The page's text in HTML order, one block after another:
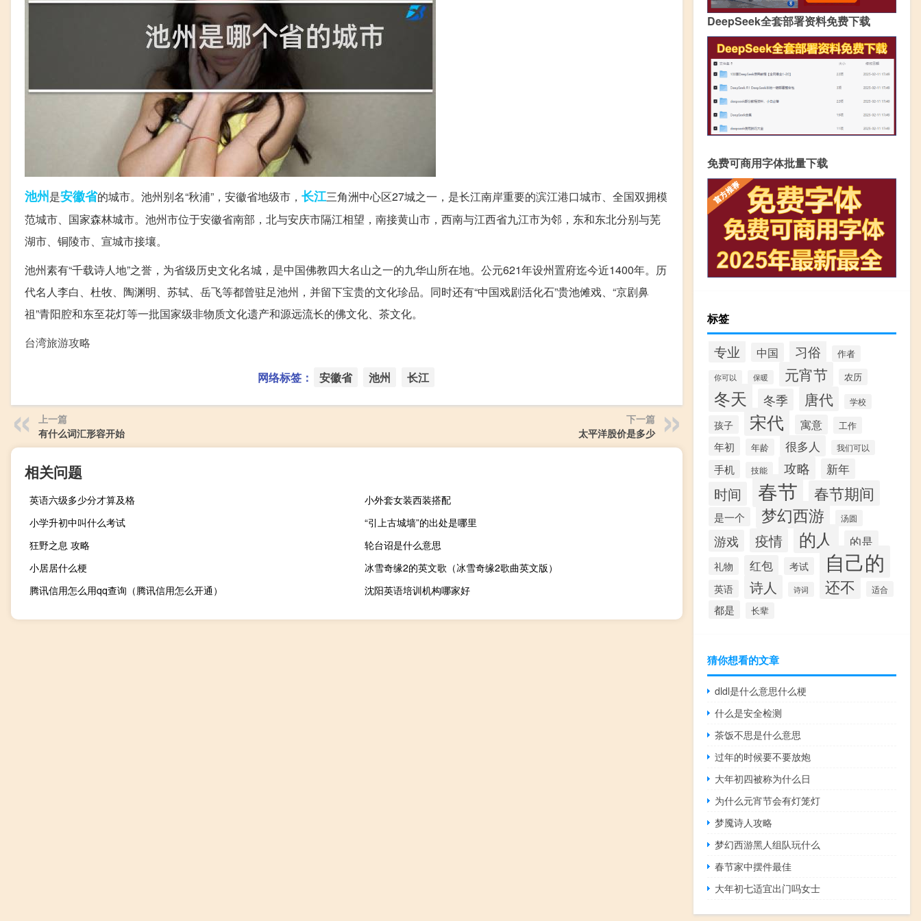
池州是安徽省的城市。池州别名“秋浦”，安徽省地级市， 长江三角洲中心区27城之一，是长江南岸重要的滨江港口城市、全国双拥模
范城市、国家森林城市。池州市位于安徽省南部，北与安庆市隔江相望，南接黄山市，西南与江西省九江市为邻，东和东北分别与芜
湖市、铜陵市、宣城市接壤。
池州素有“千载诗人地”之誉，为省级历史文化名城，是中国佛教四大名山之一的九华山所在地。公元621年设州置府迄今近1400年。历
代名人李白、杜牧、陶渊明、苏轼、岳飞等都曾驻足池州，并留下宝贵的文化珍品。同时还有“中国戏剧活化石”贵池傩戏、“京剧鼻
祖”青阳腔和东至花灯等一批国家级非物质文化遗产和源远流长的佛文化、茶文化。
台湾旅游攻略
网络标签： 安徽省 池州 长江
上一篇
有什么词汇形容开始
下一篇
太平洋股价是多少
相关问题
英语六级多少分才算及格
小外套女装西装搭配
小学升初中叫什么考试
“引上古城墙”的出处是哪里
狂野之息 攻略
轮台诏是什么意思
小居居什么梗
冰雪奇缘2的英文歌（冰雪奇缘2歌曲英文版）
腾讯信用怎么用qq查询（腾讯信用怎么开通）
沈阳英语培训机构哪家好
DeepSeek全套部署资料免费下载
免费可商用字体批量下载
标签
专业 中国 习俗 作者
你可以 保暖 元宵节 农历
冬天 冬季 唐代 学校
孩子 宋代 寓意 工作
年初 年龄 很多人 我们可以
手机 技能 攻略 新年
时间 春节 春节期间
是一个 梦幻西游 汤圆
游戏 疫情 的人 的是
礼物 红包 考试 自己的
英语 诗人 诗词 还不 适合
都是 长辈
猜你想看的文章
dldl是什么意思什么梗
什么是安全检测
茶饭不思是什么意思
过年的时候要不要放炮
大年初四被称为什么日
为什么元宵节会有灯笼灯
梦魇诗人攻略
梦幻西游黑人组队玩什么
春节家中摆件最佳
大年初七适宜出门吗女士